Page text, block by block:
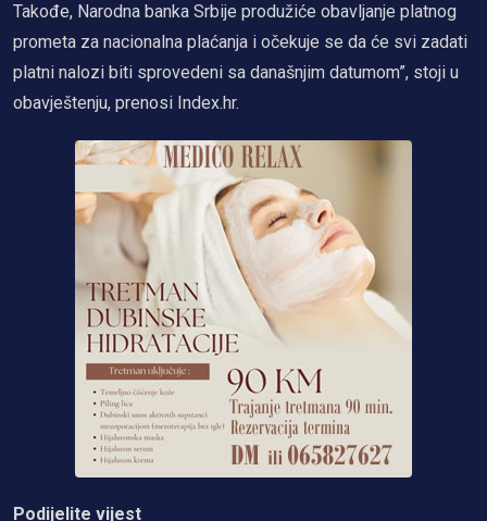
Takođe, Narodna banka Srbije produžiće obavljanje platnog
prometa za nacionalna plaćanja i očekuje se da će svi zadati
platni nalozi biti sprovedeni sa današnjim datumom”, stoji u
obavještenju, prenosi Index.hr.
Podijelite vijest